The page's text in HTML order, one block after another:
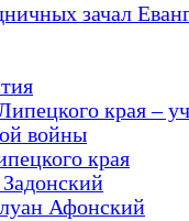
зачал
края –
войны
края
Афонский